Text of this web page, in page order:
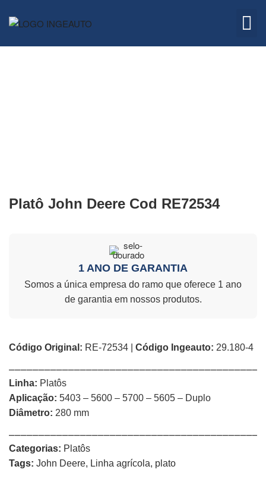
Platô John Deere Cod RE72534
1 ANO DE GARANTIA
Somos a única empresa do ramo que oferece 1 ano
de garantia em nossos produtos.
Código Original: RE-72534 | Código Ingeauto: 29.180-4
Linha: Platôs
Aplicação: 5403 – 5600 – 5700 – 5605 – Duplo
Diâmetro: 280 mm
Categorias: Platôs
Tags: John Deere, Linha agrícola, plato